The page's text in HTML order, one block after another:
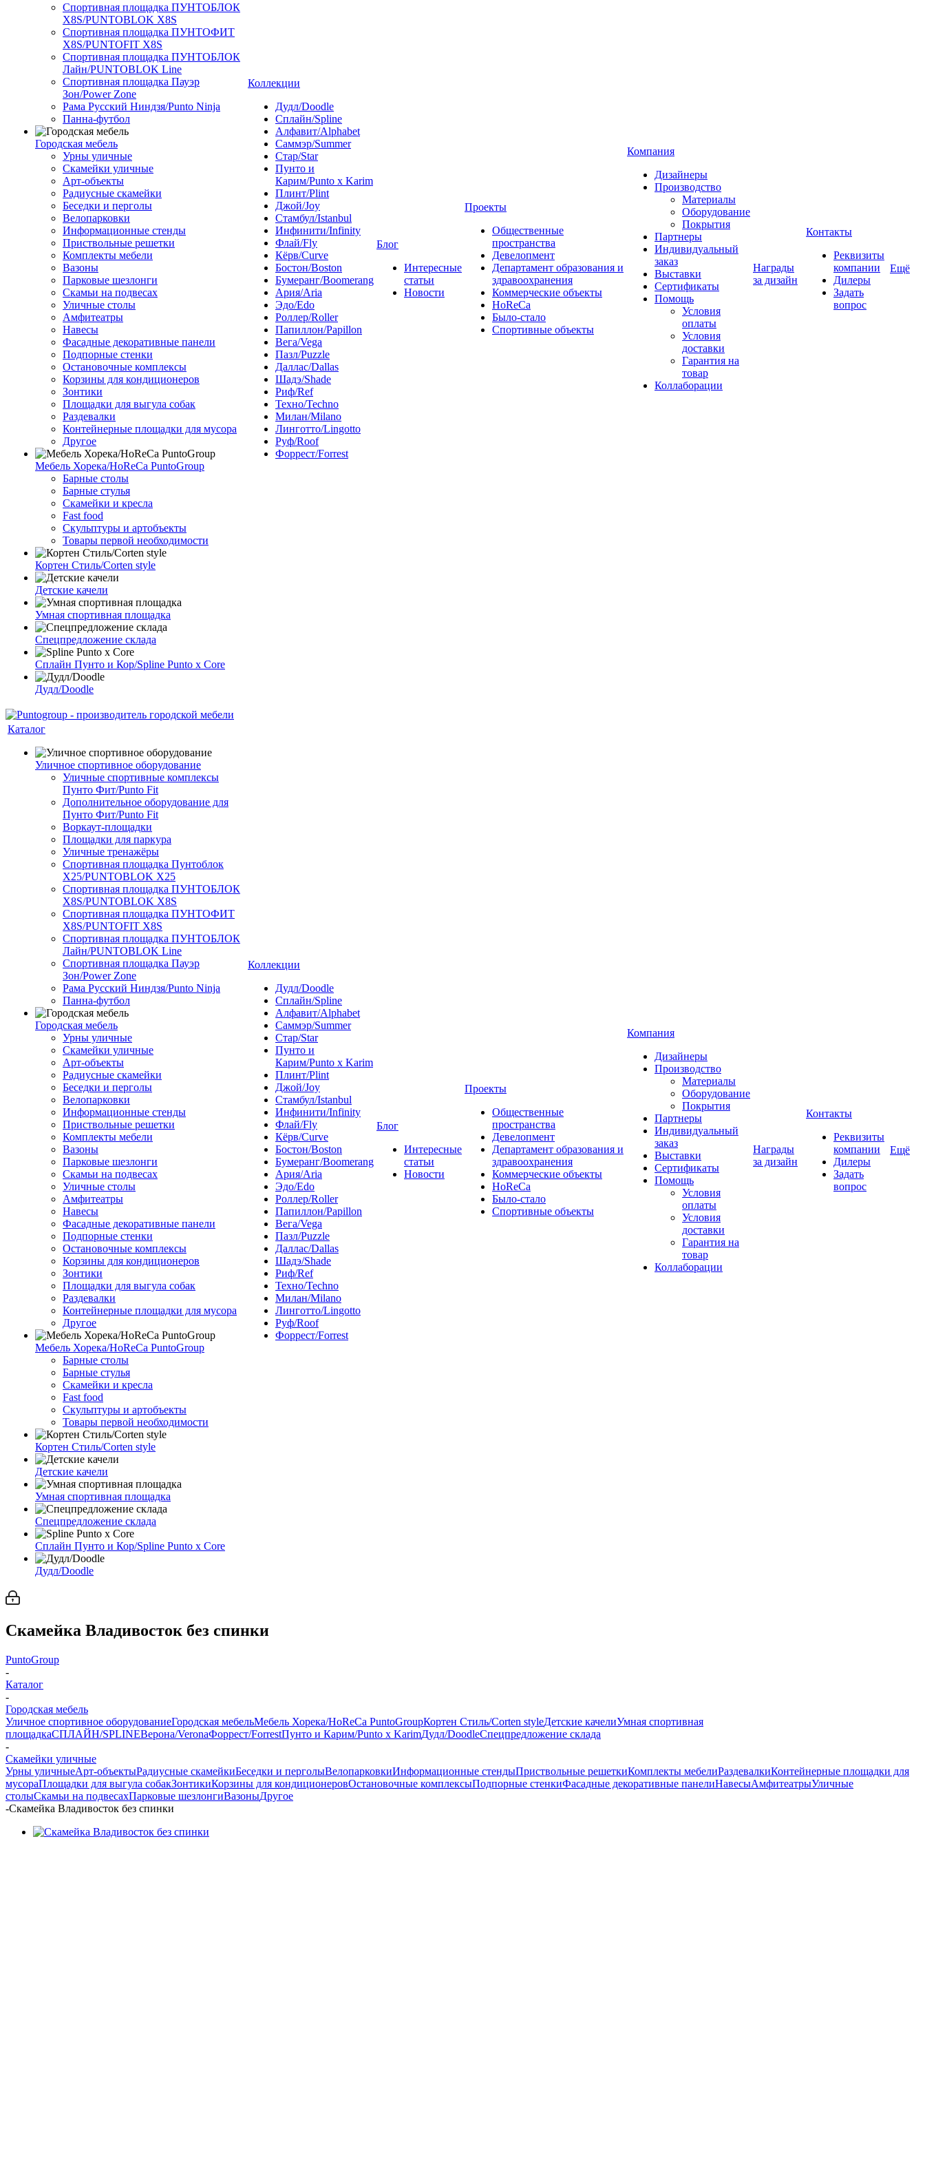
Спортивная площадка ПУНТОБЛОК
X8S/PUNTOBLOK X8S
Спортивная площадка ПУНТОФИТ
X8S/PUNTOFIT X8S
Спортивная площадка ПУНТОБЛОК
Лайн/PUNTOBLOK Line
Спортивная площадка Пауэр
Зон/Power Zone
Рама Русский Ниндзя/Punto Ninja
Панна-футбол
Городская мебель
Урны уличные
Скамейки уличные
Арт-объекты
Радиусные скамейки
Беседки и перголы
Велопарковки
Информационные стенды
Приствольные решетки
Комплекты мебели
Вазоны
Парковые шезлонги
Скамьи на подвесах
Уличные столы
Амфитеатры
Навесы
Фасадные декоративные панели
Подпорные стенки
Остановочные комплексы
Корзины для кондиционеров
Зонтики
Площадки для выгула собак
Раздевалки
Контейнерные площадки для мусора
Другое
Мебель Хорека/HoReCa PuntoGroup
Барные столы
Барные стулья
Скамейки и кресла
Fast food
Скульптуры и артобъекты
Товары первой необходимости
Кортен Стиль/Corten style
Детские качели
Умная спортивная площадка
Спецпредложение склада
Сплайн Пунто и Кор/Spline Punto x Core
Дудл/Doodle
Коллекции
Дудл/Doodle
Сплайн/Spline
Алфавит/Alphabet
Саммэр/Summer
Стар/Star
Пунто и
Карим/Punto x Karim
Плинт/Plint
Джой/Joy
Стамбул/Istanbul
Инфинити/Infinity
Флай/Fly
Кёрв/Curve
Бостон/Boston
Бумеранг/Boomerang
Ария/Aria
Эдо/Edo
Роллер/Roller
Папиллон/Papillon
Вега/Vega
Пазл/Puzzle
Даллас/Dallas
Шадэ/Shade
Риф/Ref
Техно/Techno
Милан/Milano
Линготто/Lingotto
Руф/Roof
Форрест/Forrest
Блог
Интересные
статьи
Новости
Проекты
Общественные
пространства
Девелопмент
Департамент образования и
здравоохранения
Коммерческие объекты
HoReCa
Было-стало
Спортивные объекты
Компания
Дизайнеры
Производство
Материалы
Оборудование
Покрытия
Партнеры
Индивидуальный
заказ
Выставки
Сертификаты
Помощь
Условия
оплаты
Условия
доставки
Гарантия на
товар
Коллаборации
Награды
за дизайн
Контакты
Реквизиты
компании
Дилеры
Задать
вопрос
Ещё
Каталог
Уличное спортивное оборудование
Уличные спортивные комплексы
Пунто Фит/Punto Fit
Дополнительное оборудование для
Пунто Фит/Punto Fit
Воркаут-площадки
Площадки для паркура
Уличные тренажёры
Спортивная площадка Пунтоблок
Х25/PUNTOBLOK X25
Спортивная площадка ПУНТОБЛОК
X8S/PUNTOBLOK X8S
Спортивная площадка ПУНТОФИТ
X8S/PUNTOFIT X8S
Спортивная площадка ПУНТОБЛОК
Лайн/PUNTOBLOK Line
Спортивная площадка Пауэр
Зон/Power Zone
Рама Русский Ниндзя/Punto Ninja
Панна-футбол
Городская мебель
Урны уличные
Скамейки уличные
Арт-объекты
Радиусные скамейки
Беседки и перголы
Велопарковки
Информационные стенды
Приствольные решетки
Комплекты мебели
Вазоны
Парковые шезлонги
Скамьи на подвесах
Уличные столы
Амфитеатры
Навесы
Фасадные декоративные панели
Подпорные стенки
Остановочные комплексы
Корзины для кондиционеров
Зонтики
Площадки для выгула собак
Раздевалки
Контейнерные площадки для мусора
Другое
Мебель Хорека/HoReCa PuntoGroup
Барные столы
Барные стулья
Скамейки и кресла
Fast food
Скульптуры и артобъекты
Товары первой необходимости
Кортен Стиль/Corten style
Детские качели
Умная спортивная площадка
Спецпредложение склада
Сплайн Пунто и Кор/Spline Punto x Core
Дудл/Doodle
Коллекции
Дудл/Doodle
Сплайн/Spline
Алфавит/Alphabet
Саммэр/Summer
Стар/Star
Пунто и
Карим/Punto x Karim
Плинт/Plint
Джой/Joy
Стамбул/Istanbul
Инфинити/Infinity
Флай/Fly
Кёрв/Curve
Бостон/Boston
Бумеранг/Boomerang
Ария/Aria
Эдо/Edo
Роллер/Roller
Папиллон/Papillon
Вега/Vega
Пазл/Puzzle
Даллас/Dallas
Шадэ/Shade
Риф/Ref
Техно/Techno
Милан/Milano
Линготто/Lingotto
Руф/Roof
Форрест/Forrest
Блог
Интересные
статьи
Новости
Проекты
Общественные
пространства
Девелопмент
Департамент образования и
здравоохранения
Коммерческие объекты
HoReCa
Было-стало
Спортивные объекты
Компания
Дизайнеры
Производство
Материалы
Оборудование
Покрытия
Партнеры
Индивидуальный
заказ
Выставки
Сертификаты
Помощь
Условия
оплаты
Условия
доставки
Гарантия на
товар
Коллаборации
Награды
за дизайн
Контакты
Реквизиты
компании
Дилеры
Задать
вопрос
Ещё
Скамейка Владивосток без спинки
PuntoGroup
-
Каталог
-
Городская мебель
Уличное спортивное оборудованиеГородская мебельМебель Хорека/HoReCa PuntoGroupКортен Стиль/Corten styleДетские качелиУмная спортивная
площадкаСПЛАЙН/SPLINEВерона/VeronaФоррест/ForrestПунто и Карим/Punto x KarimДудл/DoodleСпецпредложение склада
-
Скамейки уличные
Урны уличныеАрт-объектыРадиусные скамейкиБеседки и перголыВелопарковкиИнформационные стендыПриствольные решеткиКомплекты мебелиРаздевалкиКонтейнерные площадки для
мусораПлощадки для выгула собакЗонтикиКорзины для кондиционеровОстановочные комплексыПодпорные стенкиФасадные декоративные панелиНавесыАмфитеатрыУличные
столыСкамьи на подвесахПарковые шезлонгиВазоныДругое
-Скамейка Владивосток без спинки